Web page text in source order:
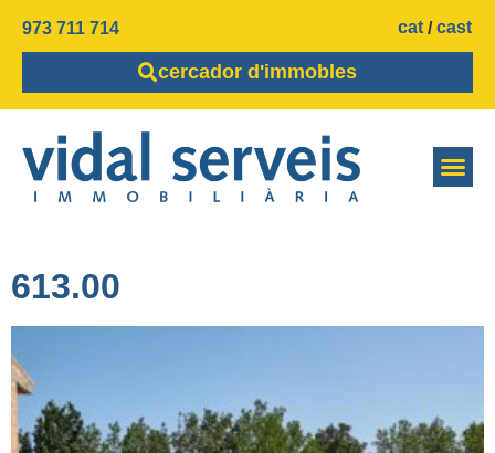
973 711 714 cat cast
cercador d'immobles
613.00